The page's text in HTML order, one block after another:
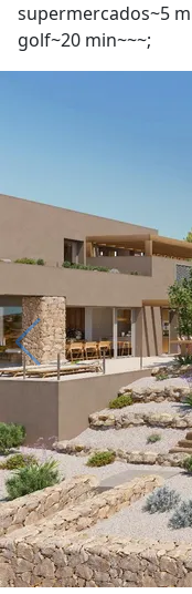
supermercados~5
golf~20 min~~~;